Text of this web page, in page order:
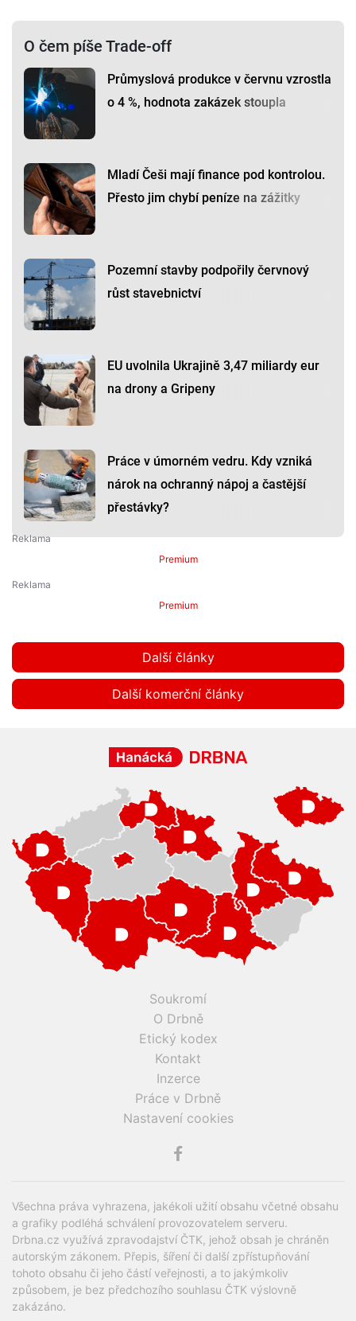
O čem píše Trade-off
Průmyslová produkce v červnu vzrostla
o 4 %, hodnota zakázek stoupla
Mladí Češi mají finance pod kontrolou.
Přesto jim chybí peníze na zážitky
Pozemní stavby podpořily červnový
růst stavebnictví
EU uvolnila Ukrajině 3,47 miliardy eur
na drony a Gripeny
Práce v úmorném vedru. Kdy vzniká
nárok na ochranný nápoj a častější
přestávky?
Premium
Premium
Další články
Další komerční články
Soukromí
O Drbně
Etický kodex
Kontakt
Inzerce
Práce v Drbně
Nastavení cookies
Všechna práva vyhrazena, jakékoli užití obsahu včetné obsahu
a grafiky podléhá schválení provozovatelem serveru.
Drbna.cz využívá zpravodajství ČTK, jehož obsah je chráněn
autorským zákonem. Přepis, šíření či další zpřístupňování
tohoto obsahu či jeho částí veřejnosti, a to jakýmkoliv
způsobem, je bez předchozího souhlasu ČTK výslovně
zakázáno.